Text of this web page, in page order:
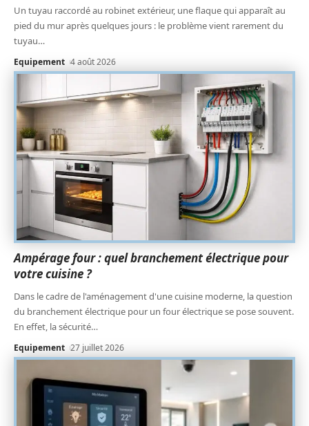
Un tuyau raccordé au robinet extérieur, une flaque qui apparaît au
pied du mur après quelques jours : le problème vient rarement du
tuyau…
Equipement 4 août 2026
Ampérage four : quel branchement électrique pour
votre cuisine ?
Dans le cadre de l'aménagement d'une cuisine moderne, la question
du branchement électrique pour un four électrique se pose souvent.
En effet, la sécurité…
Equipement 27 juillet 2026